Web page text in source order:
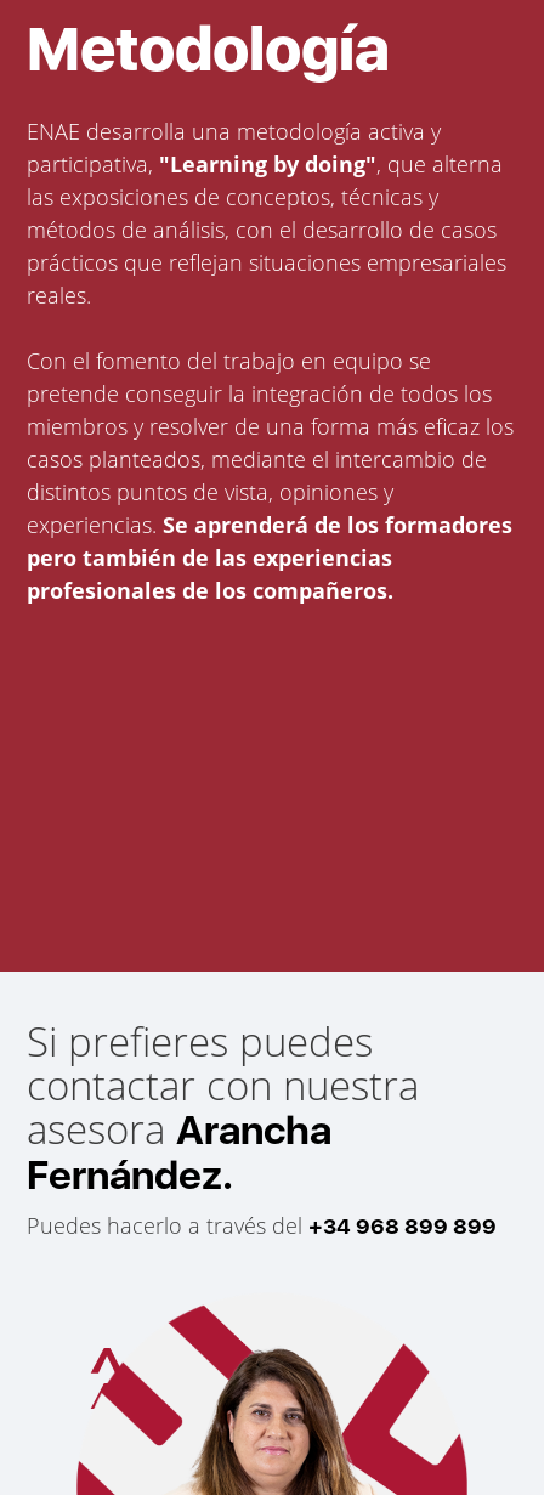
Metodología
ENAE desarrolla una metodología activa y
participativa, "Learning by doing", que alterna
las exposiciones de conceptos, técnicas y
métodos de análisis, con el desarrollo de casos
prácticos que reflejan situaciones empresariales
reales.
Con el fomento del trabajo en equipo se
pretende conseguir la integración de todos los
miembros y resolver de una forma más eficaz los
casos planteados, mediante el intercambio de
distintos puntos de vista, opiniones y
experiencias.Se aprenderá de los formadores
pero también de las experiencias
profesionales de los compañeros.
Si prefieres puedes
contactar con nuestra
asesoraArancha
Fernández.
Puedes hacerlo a través del +34 968 899 899